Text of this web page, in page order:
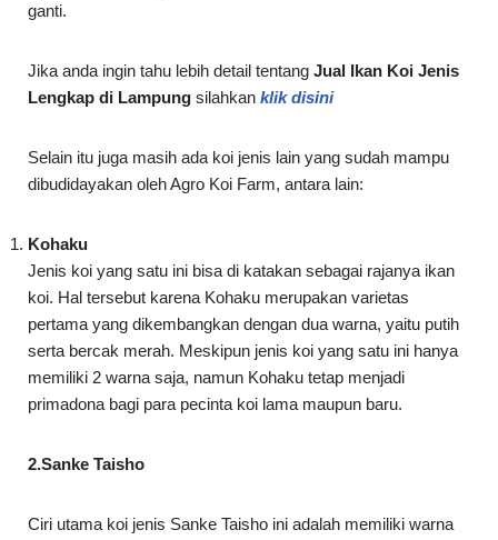
ganti.
Jika anda ingin tahu lebih detail tentang Jual Ikan Koi Jenis
Lengkap di Lampung silahkan klik disini
Selain itu juga masih ada koi jenis lain yang sudah mampu
dibudidayakan oleh Agro Koi Farm, antara lain:
Kohaku
Jenis koi yang satu ini bisa di katakan sebagai rajanya ikan
koi. Hal tersebut karena Kohaku merupakan varietas
pertama yang dikembangkan dengan dua warna, yaitu putih
serta bercak merah. Meskipun jenis koi yang satu ini hanya
memiliki 2 warna saja, namun Kohaku tetap menjadi
primadona bagi para pecinta koi lama maupun baru.
2.Sanke Taisho
Ciri utama koi jenis Sanke Taisho ini adalah memiliki warna